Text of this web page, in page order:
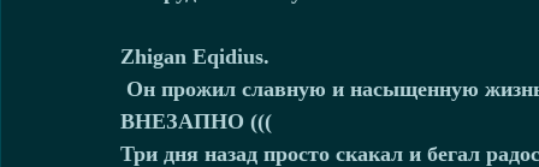
Zhigan Eqidius.
Он прожил славную и насыщенную
ВНЕЗАПНО (((
Три дня назад просто скакал и бегал